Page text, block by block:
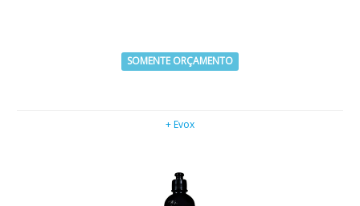
SOMENTE ORÇAMENTO
+ Evox